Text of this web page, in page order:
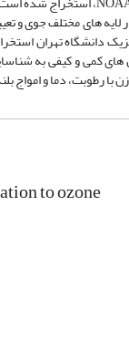
دانشگاه تهران
کمی و کیفی به
با رطوبت، دما و امواج
to ozone